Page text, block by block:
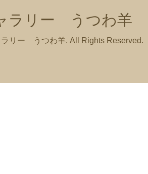
ラリー うつわ羊
ラリー うつわ羊. All Rights Reserved.